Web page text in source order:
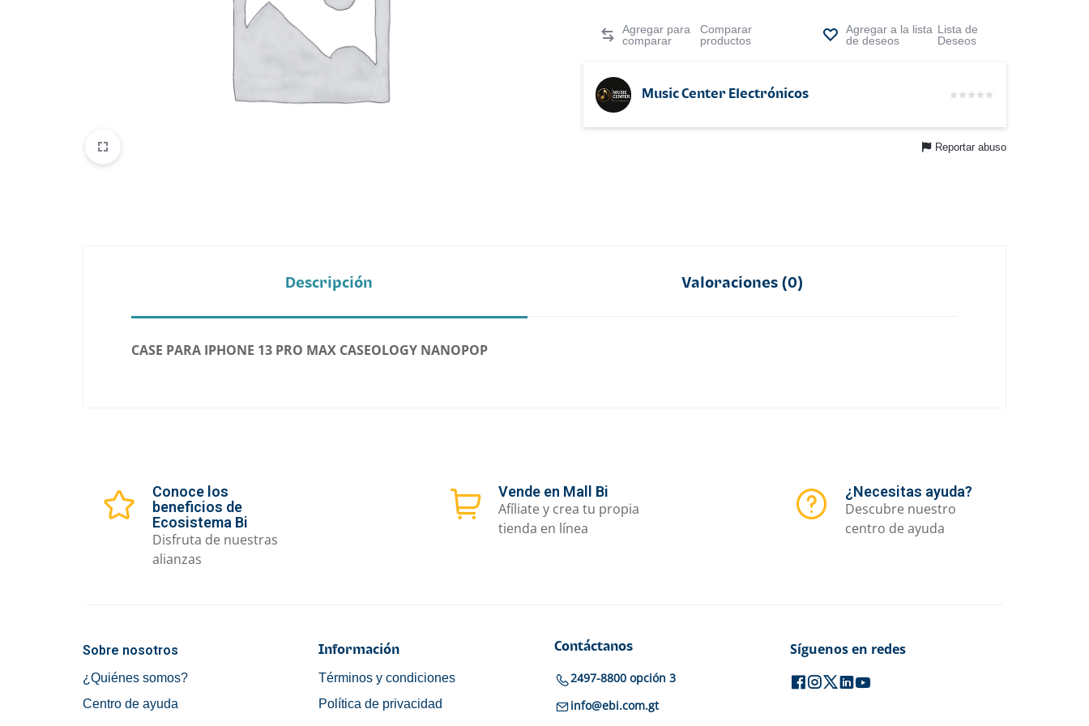
Comparar
productos
Lista de
Deseos
Music Center Electrónicos
Reportar abuso
Descripción Valoraciones (0)
CASE PARA IPHONE 13 PRO MAX CASEOLOGY NANOPOP
Conoce los
beneficios de
Ecosistema Bi
Disfruta de nuestras
alianzas
Vende en Mall Bi
Afíliate y crea tu propia
tienda en línea
¿Necesitas ayuda?
Descubre nuestro
centro de ayuda
Sobre nosotros
¿Quiénes somos?
Centro de ayuda
Información
Términos y condiciones
Política de privacidad
Contáctanos
2497-8800 opción 3
info@ebi.com.gt
Síguenos en redes